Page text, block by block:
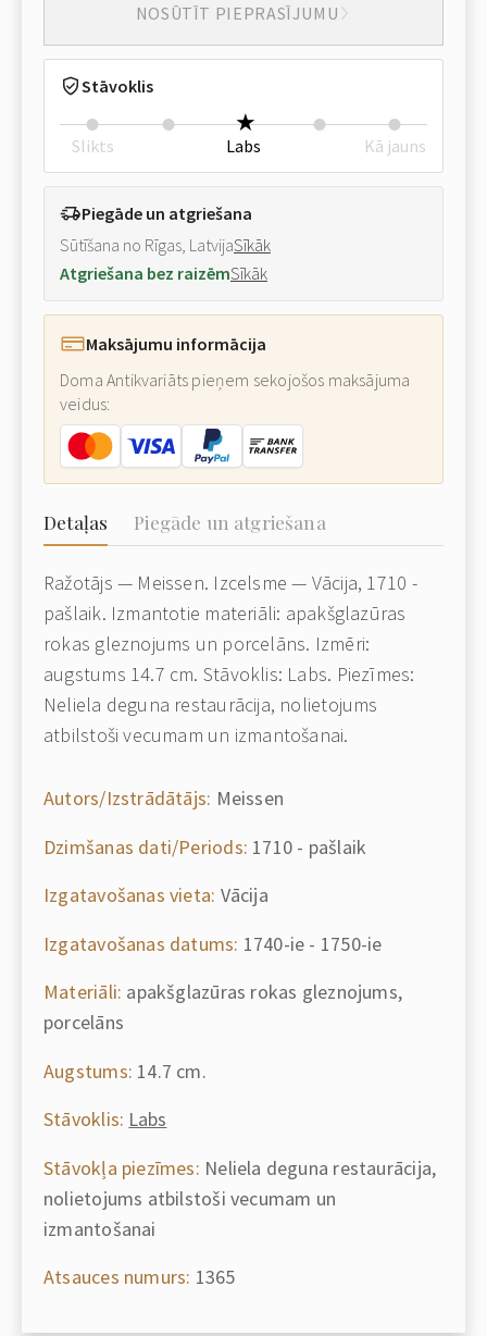
NOSŪTĪT PIEPRASĪJUMU
Stāvoklis
Slikts Labs Kā jauns
Piegāde un atgriešana
Sūtīšana no Rīgas, LatvijaSīkāk
Atgriešana bez raizēmSīkāk
Maksājumu informācija
Doma Antikvariāts pieņem sekojošos maksājuma
veidus:
Detaļas Piegāde un atgriešana
Ražotājs — Meissen. Izcelsme — Vācija, 1710 -
pašlaik. Izmantotie materiāli: apakšglazūras
rokas gleznojums un porcelāns. Izmēri:
augstums 14.7 cm. Stāvoklis: Labs. Piezīmes:
Neliela deguna restaurācija, nolietojums
atbilstoši vecumam un izmantošanai.
Autors/Izstrādātājs: Meissen
Dzimšanas dati/Periods: 1710 - pašlaik
Izgatavošanas vieta: Vācija
Izgatavošanas datums: 1740-ie - 1750-ie
Materiāli: apakšglazūras rokas gleznojums,
porcelāns
Augstums: 14.7 cm.
Stāvoklis: Labs
Stāvokļa piezīmes: Neliela deguna restaurācija,
nolietojums atbilstoši vecumam un
izmantošanai
Atsauces numurs: 1365